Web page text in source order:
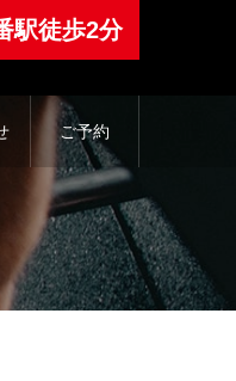
駅徒歩2分
ご予約